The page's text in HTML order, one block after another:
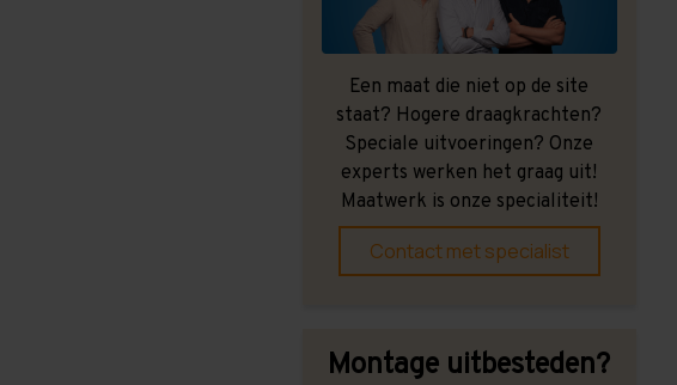
Een maat die niet op de site
staat? Hogere draagkrachten?
Speciale uitvoeringen? Onze
experts werken het graag uit!
Maatwerk is onze specialiteit!
Contact met specialist
Montage uitbesteden?